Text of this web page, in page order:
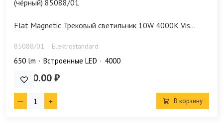
Flat Magnetic Трековый светильник 10W 4000K Vis...
85088/01 Elektrostandard
650 lm Встроенные LED 4000
3 160.00 ₽
В корзину